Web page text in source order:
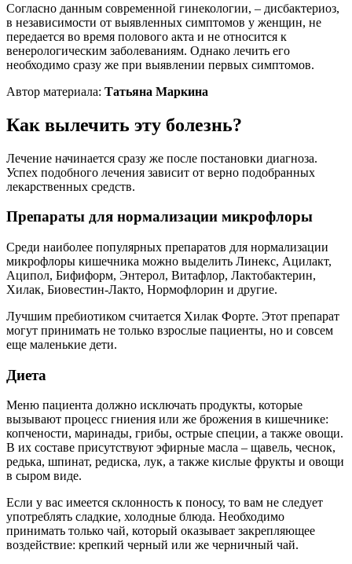
Согласно данным современной гинекологии, – дисбактериоз,
в независимости от выявленных симптомов у женщин, не
передается во время полового акта и не относится к
венерологическим заболеваниям. Однако лечить его
необходимо сразу же при выявлении первых симптомов.
Автор материала: Татьяна Маркина
Как вылечить эту болезнь?
Лечение начинается сразу же после постановки диагноза.
Успех подобного лечения зависит от верно подобранных
лекарственных средств.
Препараты для нормализации микрофлоры
Среди наиболее популярных препаратов для нормализации
микрофлоры кишечника можно выделить Линекс, Ацилакт,
Аципол, Бифиформ, Энтерол, Витафлор, Лактобактерин,
Хилак, Биовестин-Лакто, Нормофлорин и другие.
Лучшим пребиотиком считается Хилак Форте. Этот препарат
могут принимать не только взрослые пациенты, но и совсем
еще маленькие дети.
Диета
Меню пациента должно исключать продукты, которые
вызывают процесс гниения или же брожения в кишечнике:
копчености, маринады, грибы, острые специи, а также овощи.
В их составе присутствуют эфирные масла – щавель, чеснок,
редька, шпинат, редиска, лук, а также кислые фрукты и овощи
в сыром виде.
Если у вас имеется склонность к поносу, то вам не следует
употреблять сладкие, холодные блюда. Необходимо
принимать только чай, который оказывает закрепляющее
воздействие: крепкий черный или же черничный чай.